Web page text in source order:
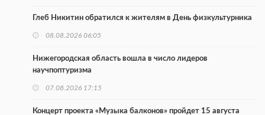
Глеб Никитин обратился к жителям в День физкультурника
08.08.2026 06:05
Нижегородская область вошла в число лидеров
научпоптуризма
07.08.2026 17:15
Концерт проекта «Музыка балконов» пройдет 15 августа